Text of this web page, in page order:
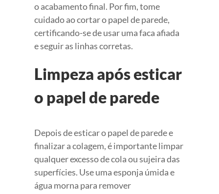
o acabamento final. Por fim, tome
cuidado ao cortar o papel de parede,
certificando-se de usar uma faca afiada
e seguir as linhas corretas.
Limpeza após esticar
o papel de parede
Depois de esticar o papel de parede e
finalizar a colagem, é importante limpar
qualquer excesso de cola ou sujeira das
superfícies. Use uma esponja úmida e
água morna para remover